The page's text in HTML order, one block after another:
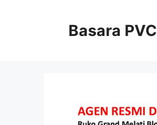
Basara PVC